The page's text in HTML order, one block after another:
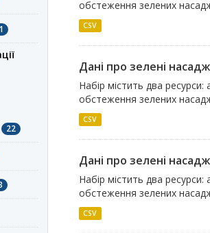
1
22
обстеження зелених
CSV
Дані про зелені
Набір містить два
обстеження зелених
CSV
Дані про зелені
Набір містить два
обстеження зелених
CSV